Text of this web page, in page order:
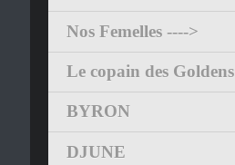
Nos Femelles ---->
Le copain des Goldens
BYRON
DJUNE